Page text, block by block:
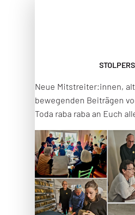
Neue Mitstreiter:innen,
bewegenden Beiträgen
Toda raba raba an Euch